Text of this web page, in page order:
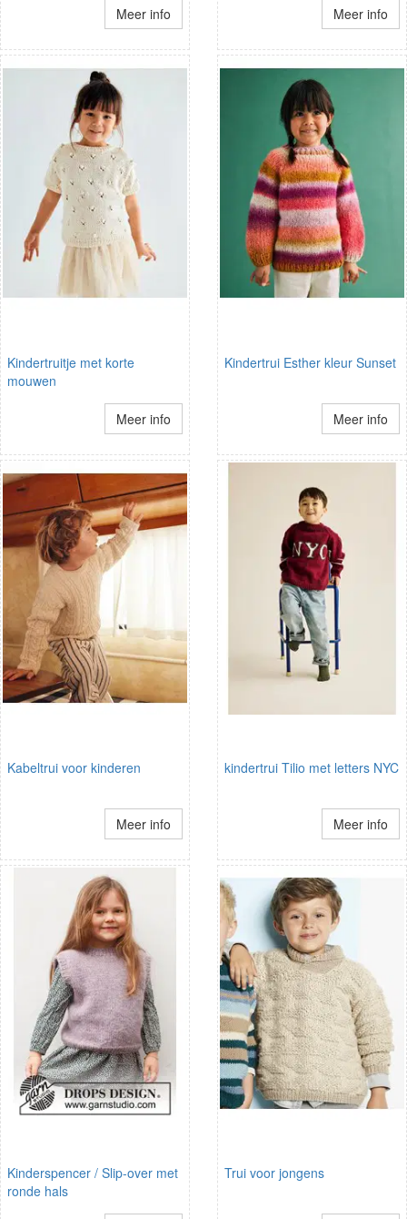
Meer info Meer info
Kindertruitje met korte
mouwen
Meer info
Kindertrui Esther kleur Sunset
Meer info
Kabeltrui voor kinderen
Meer info
kindertrui Tilio met letters NYC
Meer info
Kinderspencer / Slip-over met
ronde hals
Trui voor jongens